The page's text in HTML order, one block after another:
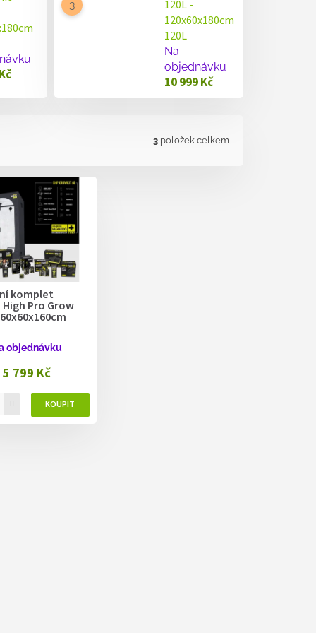
120L -
120x60x180cm
120L
Na
objednávku
10 999 Kč
3 položek celkem
komplet
High Pro Grow
objednávku
5 799 Kč